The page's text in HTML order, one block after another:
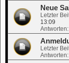
Neue
Letzter
13:09
Antworten:
Letzter
Antworten: